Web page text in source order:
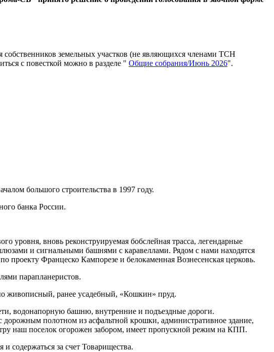
земельных участков (не являющихся членами ТСН
с повесткой можно в разделе " Общие собрания/Июнь 2026".
большого строительства в 1997 году.
банка России.
вновь реконструируемая бобслейная трасса, легендарные
и сигнальными башнями с каравеллами. Рядом с нами находятся
Францеско Кампорезе и белокаменная Вознесенская церковь.
парапланеристов.
живописный, ранее усадебный, «Кошкин» пруд.
водонапорную башню, внутренние и подъездные дороги.
дорожным полотном из асфальтной крошки, административное здание,
наш поселок огорожен забором, имеет пропускной режим на КПП.
содержаться за счет Товарищества.